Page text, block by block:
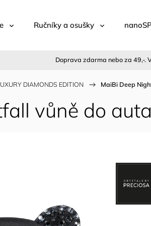
Ručníky a osušky
Doprava zdarma nebo za 49,-.
DIAMONDS EDITION / MaiBi Deep
vůně do auta